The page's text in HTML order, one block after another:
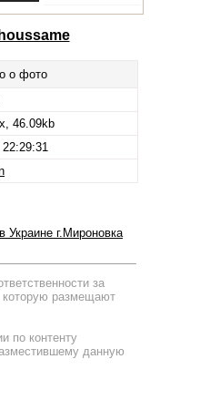
houssame
о фото
46.09kb
Украине г.Мироновка
за
размещают
по контенту
данную